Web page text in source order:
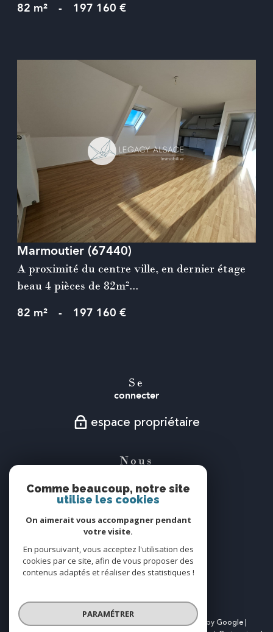
82 m² - 197 160 €
voir le bien
Marmoutier (67440)
A proximité du centre ville, en dernier étage
beau 4 pièces de 82m²...
82 m² - 197 160 €
Se
connecter
espace propriétaire
Nous
Nous
adhérons
© 2026 | Tous droits réservés | Traduction powered by Google |
Comme beaucoup, notre site
utilise les cookies
On aimerait vous accompagner pendant
votre visite.
En poursuivant, vous acceptez l'utilisation des
cookies par ce site, afin de vous proposer des
contenus adaptés et réaliser des statistiques !
PARAMÉTRER